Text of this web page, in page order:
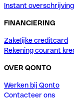
Instant
FINANCIERING
Zakelijke creditcard
Rekening courant
OVER QONTO
Werken bij Qonto
Contacteer ons